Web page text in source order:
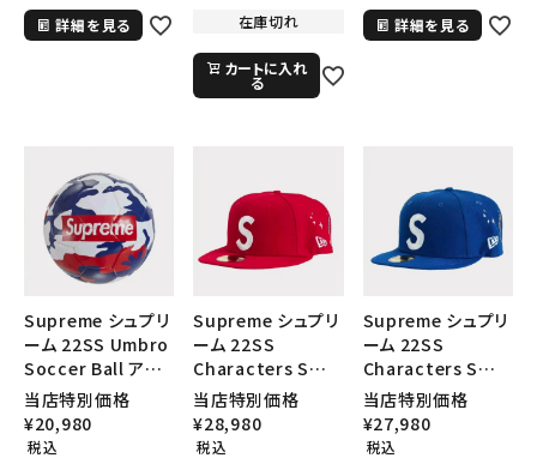
詳細を見る
在庫切れ
カートに入れ
る
詳細を見る
Supreme シュプリ
ーム 22SS Umbro
Soccer Ball アン
ブロサッカーボー
ル レッドカモ
当店特別価格
¥20,980
税込
Supreme シュプリ
ーム 22SS
Characters S
Logo New Era
Cap キャラクターS
ロゴニューエラキャ
当店特別価格
¥28,980
税込
Supreme シュプリ
ーム 22SS
Characters S
Logo New Era
Cap キャラクターS
ロゴニューエラキャ
当店特別価格
¥27,980
税込